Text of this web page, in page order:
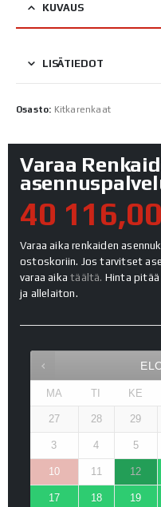
KUVAUS
LISÄTIEDOT
Osasto: Kitkarenkaat
Varaa
40
Varaa aika renkaiden
ostoskoriin. Jos tarvitset
varaa aikatäältä. Hinta pitää
ja allelaiton.
MA TI KE
27 28 29
3 4 5
10 11 12
17 18 19